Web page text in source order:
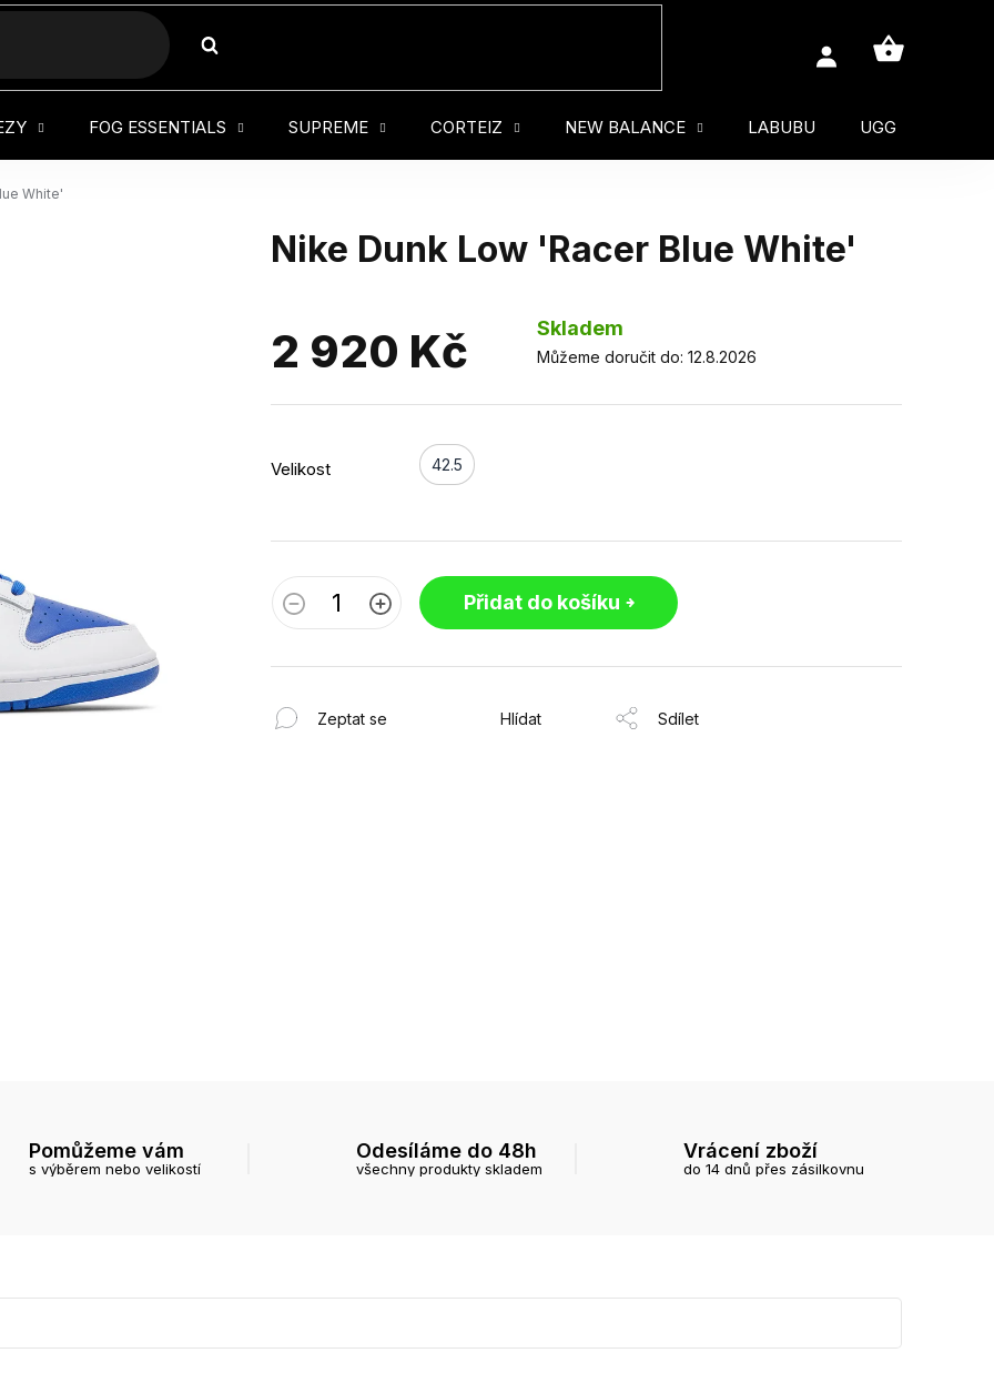
HLEDAT
FOG ESSENTIALS SUPREME CORTEIZ NEW BALANCE LABUBU UGG
White'
Nike Dunk Low 'Racer Blue White'
2 920 Kč Skladem
Velikost 42.5
Můžeme doručit do: 12.8.2026
Přidat do košíku
Zeptat se Hlídat Sdílet
Pomůžeme vám
s výběrem nebo velikostí
Odesíláme do 48h
všechny produkty skladem
Vrácení zboží
do 14 dnů přes zásilkovnu